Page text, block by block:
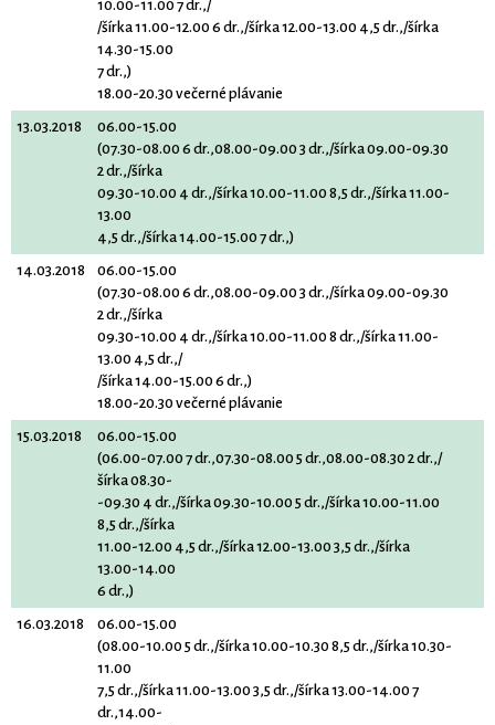
10.00-11.00 7 dr.,/
/šírka 11.00-12.00 6 dr.,/šírka 12.00-13.00 4,5 dr.,/šírka
14.30-15.00
7 dr.,)
18.00-20.30 večerné plávanie
13.03.2018
06.00-15.00
(07.30-08.00 6 dr.,08.00-09.00 3 dr.,/šírka 09.00-09.30
2 dr.,/šírka
09.30-10.00 4 dr.,/šírka 10.00-11.00 8,5 dr.,/šírka 11.00-
13.00
4,5 dr.,/šírka 14.00-15.00 7 dr.,)
14.03.2018
06.00-15.00
(07.30-08.00 6 dr.,08.00-09.00 3 dr.,/šírka 09.00-09.30
2 dr.,/šírka
09.30-10.00 4 dr.,/šírka 10.00-11.00 8 dr.,/šírka 11.00-
13.00 4,5 dr.,/
/šírka 14.00-15.00 6 dr.,)
18.00-20.30 večerné plávanie
15.03.2018
06.00-15.00
(06.00-07.00 7 dr.,07.30-08.00 5 dr.,08.00-08.30 2 dr.,/
šírka 08.30-
-09.30 4 dr.,/šírka 09.30-10.00 5 dr.,/šírka 10.00-11.00
8,5 dr.,/šírka
11.00-12.00 4,5 dr.,/šírka 12.00-13.00 3,5 dr.,/šírka
13.00-14.00
6 dr.,)
16.03.2018
06.00-15.00
(08.00-10.00 5 dr.,/šírka 10.00-10.30 8,5 dr.,/šírka 10.30-
11.00
7,5 dr.,/šírka 11.00-13.00 3,5 dr.,/šírka 13.00-14.00 7
dr.,14.00-